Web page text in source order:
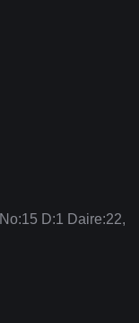
D:1 Daire:22,